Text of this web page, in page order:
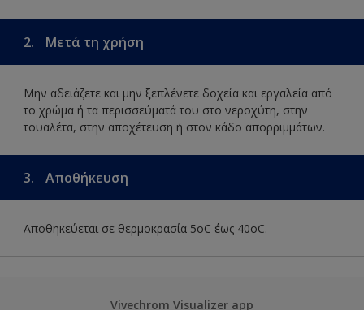
2. Μετά τη χρήση
Μην αδειάζετε και μην ξεπλένετε δοχεία και εργαλεία από
το χρώμα ή τα περισσεύματά του στο νεροχύτη, στην
τουαλέτα, στην αποχέτευση ή στον κάδο απορριμμάτων.
3. Αποθήκευση
Αποθηκεύεται σε θερμοκρασία 5οC έως 40οC.
Vivechrom Visualizer app